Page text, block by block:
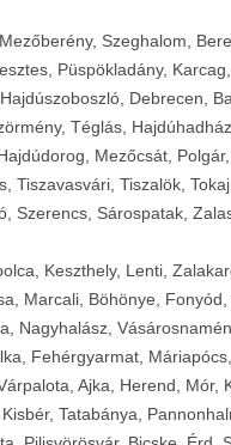
Szeghalom,
Püspökladány,
Debrecen,
Téglás,
Mezőcsát,
Tiszavasvári, Tiszalök,
Szerencs, Sárospatak,
Keszthely, Lenti,
Marcali, Böhönye, Fonyód,
Nagyhalász,
Fehérgyarmat,
Ajka, Herend, Mór,
Tatabánya,